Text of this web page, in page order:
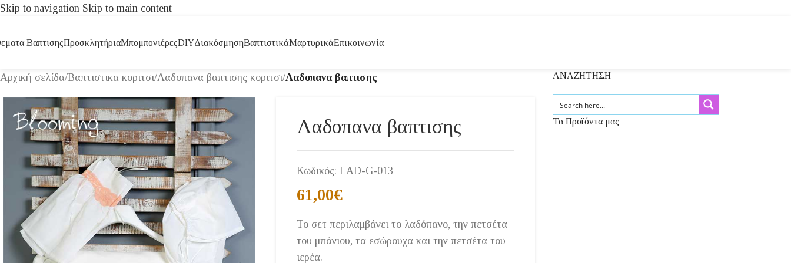
Skip to navigation Skip to main content
ΒαπτισηςΠροσκλητήριαΜπομπονιέρεςDIYΔιακόσμησηΒαπτιστικάΜαρτυρικάΕπικοινωνία
Αρχική σελίδα/Βαπτιστικα κοριτσι/Λαδοπανα βαπτισης κοριτσι/Λαδοπανα βαπτισης
Λαδοπανα βαπτισης
Κωδικός:LAD-G-013
61,00€
Το σετ περιλαμβάνει το λαδόπανο, την πετσέτα
του μπάνιου, τα εσώρουχα και την πετσέτα του
ιερέα.
ΑΝΑΖΗΤΗΣΗ
Τα Προϊόντα μας